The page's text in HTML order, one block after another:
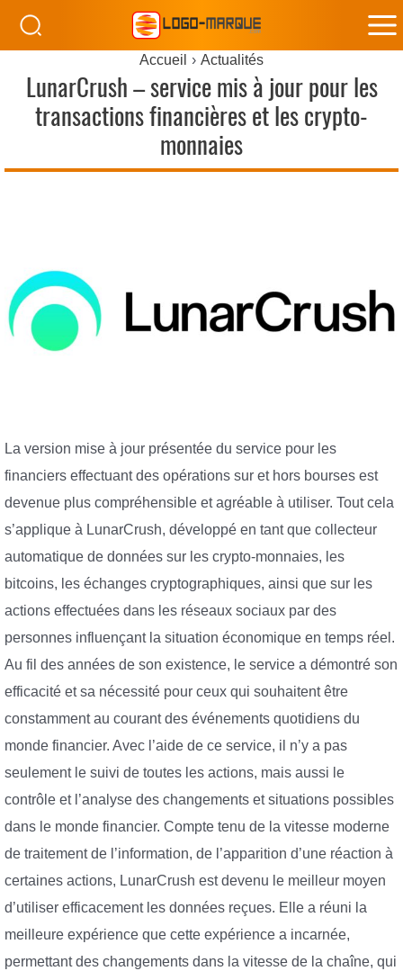
Accueil Actualités
LunarCrush – service mis à jour pour les
transactions financières et les crypto-
monnaies
La version mise à jour présentée du service pour les
financiers effectuant des opérations sur et hors bourses est
devenue plus compréhensible et agréable à utiliser. Tout cela
s’applique à LunarCrush, développé en tant que collecteur
automatique de données sur les crypto-monnaies, les
bitcoins, les échanges cryptographiques, ainsi que sur les
actions effectuées dans les réseaux sociaux par des
personnes influençant la situation économique en temps réel.
Au fil des années de son existence, le service a démontré son
efficacité et sa nécessité pour ceux qui souhaitent être
constamment au courant des événements quotidiens du
monde financier. Avec l’aide de ce service, il n’y a pas
seulement le suivi de toutes les actions, mais aussi le
contrôle et l’analyse des changements et situations possibles
dans le monde financier. Compte tenu de la vitesse moderne
de traitement de l’information, de l’apparition d’une réaction à
certaines actions, LunarCrush est devenu le meilleur moyen
d’utiliser efficacement les données reçues. Elle a réuni la
meilleure expérience que cette expérience a incarnée,
permettant des changements dans la vitesse de la chaîne, qui